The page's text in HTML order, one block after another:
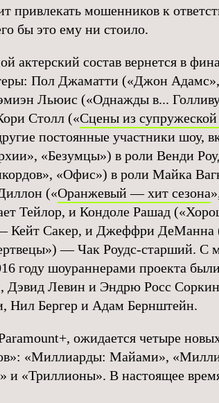
привлекать мошенников к
бы это ему ни стоило.
актерский состав вернется в
Пол Джаматти («Джон
Льюис («Однажды в...
Столл («Сцены из
постоянные участники шоу,
«Безумцы») в роли Венди
«Офис») в роли Майка
(«Оранжевый — хит сезона
Тейлор, и Кондоле Рашад
Кейт Сакер, и Джеффри ДеМанна
— Чак Роудс-старший. С
году шоураннерами проекта
Дэвид Левин и Эндрю Росс
Нил Бергер и Адам Бернштейн.
ожидается четыре
«Миллиарды: Майами»,
«Триллионы». В настоящее